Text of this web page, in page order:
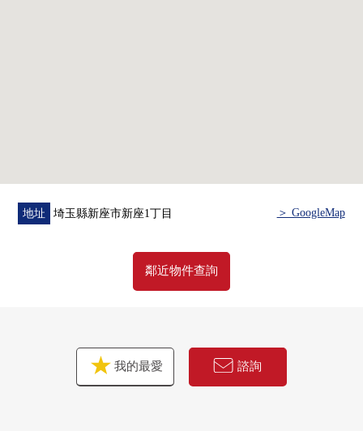
・House清洗
▼周邊環境
■在找想要的家方面給予幫助的━━━━━・・・
地址 埼玉縣新座市新座1丁目 ＞ GoogleMap
鄰近物件查詢
我的最愛 諮詢